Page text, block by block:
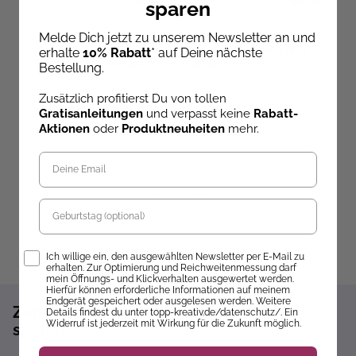
Daphne's Diary -
Taschenkalender 2027
Ab dem 10.09.26
versandbereit
24,95 €
Burda Kids – Mit Liebe
Ab dem 10.09.26
versandbereit
24,90 €
Zum Newsletter anmelden und 10%
sparen!*
sparen
Melde Dich jetzt zu unserem Newsletter an und
erhalte 10% Rabatt* auf Deine nächste
Bestellung.
Zusätzlich profitierst Du von tollen
Gratisanleitungen und verpasst keine Rabatt-
Aktionen oder Produktneuheiten mehr.
Geburtstag
Opt-InIch willige ein, den ausgewählten Newsletter per E-Mail zu
erhalten. Zur Optimierung und Reichweitenmessung darf
mein Öffnungs- und Klickverhalten ausgewertet werden.
Hierfür können erforderliche Informationen auf meinem
Endgerät gespeichert oder ausgelesen werden. Weitere
Details findest du unter topp-kreativ.de/datenschutz/. Ein
Widerruf ist jederzeit mit Wirkung für die Zukunft möglich.